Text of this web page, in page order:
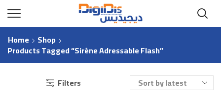
Home Shop
Products Tagged “sirène Adressable Flash”
Filters